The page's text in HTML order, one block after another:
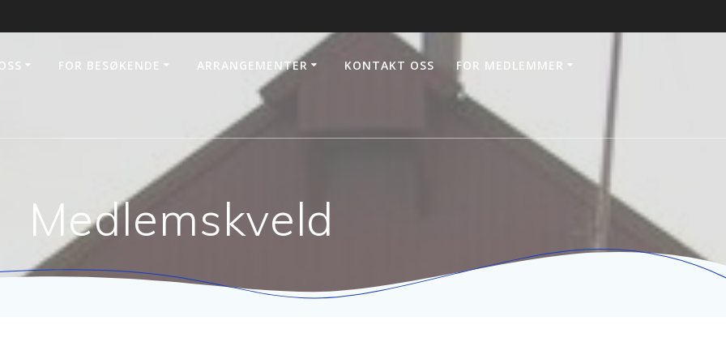
FOR BESØKENDE ARRANGEMENTER KONTAKT OSS FOR MEDLEMMER
Medlemskveld